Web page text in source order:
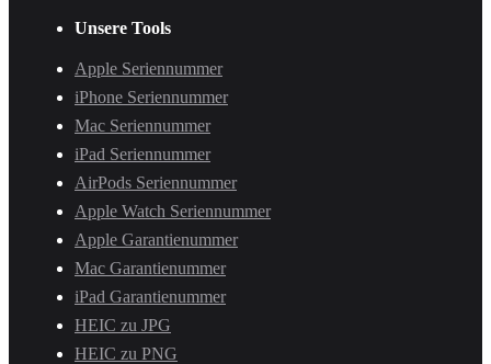
Unsere Tools
Apple Seriennummer
iPhone Seriennummer
Mac Seriennummer
iPad Seriennummer
AirPods Seriennummer
Apple Watch Seriennummer
Apple Garantienummer
Mac Garantienummer
iPad Garantienummer
HEIC zu JPG
HEIC zu PNG